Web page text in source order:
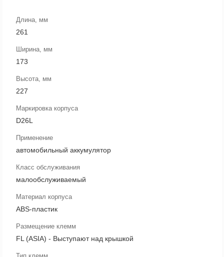
Длина, мм
261
Ширина, мм
173
Высота, мм
227
Маркировка корпуса
D26L
Применение
автомобильный аккумулятор
Класс обслуживания
малообслуживаемый
Материал корпуса
ABS-пластик
Размещение клемм
FL (ASIA) - Выступают над крышкой